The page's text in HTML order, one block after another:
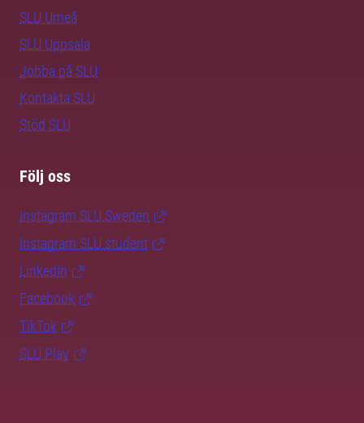
SLU Umeå
SLU Uppsala
Jobba på SLU
Kontakta SLU
Stöd SLU
Följ oss
Instagram SLU.Sweden
Instagram SLU.student
LinkedIn
Facebook
TikTok
SLU Play